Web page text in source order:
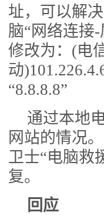
址，可以解
脑“网络连接
修改为：(电
动
“8.8.8.8”
通过本地
网站的情况
卫士“电脑救
复。
回应